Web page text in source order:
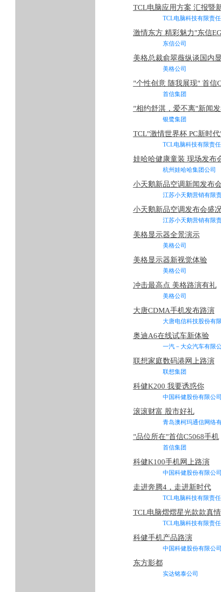
TCL电脑应用方案 汇报暨
TCL电脑科技有
激情东方 精彩魅力"东信
东信公司
美格总裁俞翠薇纵谈国内
美格公司
"个性创意 随我展现" 首信
首信集团
"相约舒淇，爱不离"新闻
银鹭集团
TCL"激情世界杯 PC新时
TCL电脑科技有
娃哈哈健康童装 现场发布
杭州娃哈哈集
小天鹅新品空调新闻发布
江苏小天鹅营销有
小天鹅新品空调发布会盛
江苏小天鹅营销有
美格显示器全景演示
美格公司
美格显示器新视觉体验
美格公司
冲击最高点 美格路演有礼
美格公司
大唐CDMA手机发布路演
大唐电信科技股
奥迪A6在线试车新体验
一汽－大众汽车
联想家庭数码港网上路演
联想集团
科健K200 我要诱惑你
中国科健股份
滚滚财富 股市好礼
青岛澳柯玛通信网
"品位所在"首信C5068手机
首信集团
科健K100手机网上路演
中国科健股份
走进奔腾4，走进新时代
TCL电脑科技有
TCL电脑熠熠星光款款真情
TCL电脑科技有
科健手机产品路演
中国科健股份
东方影都
实达铭泰公